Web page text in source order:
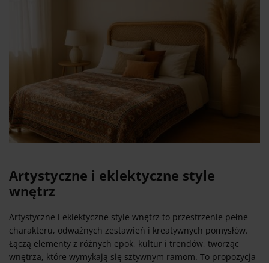
Artystyczne i eklektyczne style
wnętrz
Artystyczne i eklektyczne style wnętrz to przestrzenie pełne
charakteru, odważnych zestawień i kreatywnych pomysłów.
Łączą elementy z różnych epok, kultur i trendów, tworząc
wnętrza, które wymykają się sztywnym ramom. To propozycja